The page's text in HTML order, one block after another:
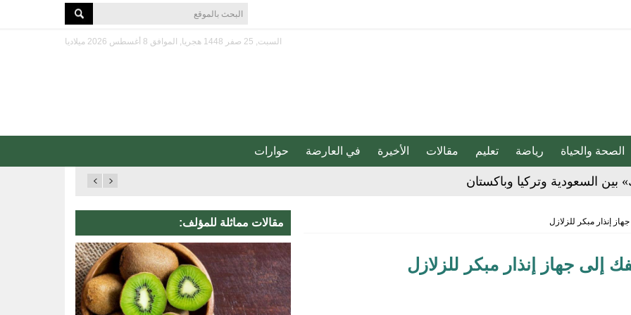
السبت, 25 صفر 1448 هجريا, الموافق 8 أغسطس 2026 ميلاديا
الصحة والحياة رياضة تعليم مقالات الأخيرة في العارضة حوارات
بين السعودية وتركيا وباكستان
للإبداع والاحترافية بقيادة محمد الضيف
منتجات قهوة وشوكولاتة مضاف إليها الجينسنغ
إنذار مبكر للزلازل
إلى جهاز إنذار مبكر للزلازل
مقالات مماثلة للمؤلف: